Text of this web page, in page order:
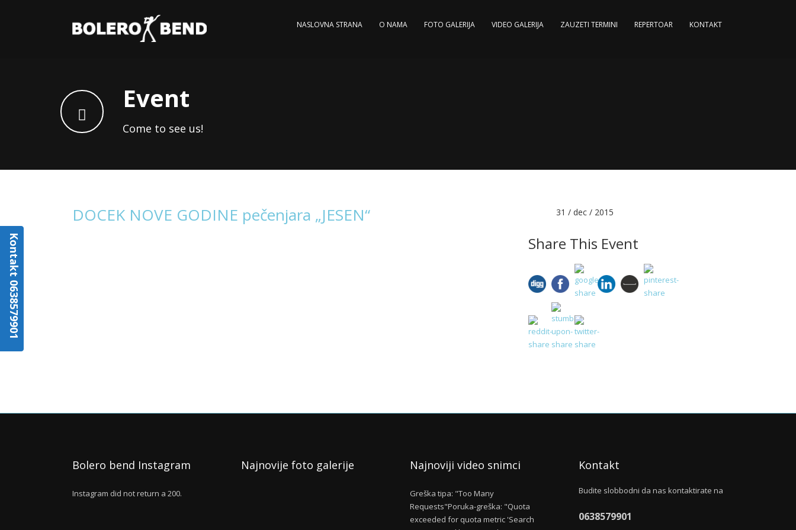
NASLOVNA STRANA O NAMA FOTO GALERIJA VIDEO GALERIJA ZAUZETI TERMINI REPERTOAR KONTAKT
Event
Come to see us!
31 / dec / 2015
Share This Event
DOCEK NOVE GODINE pečenjara „JESEN“
Bolero bend Instagram
Instagram did not return a 200.
Najnovije foto galerije Najnoviji video snimci
Greška tipa: "Too Many
Requests"Poruka-greška: "Quota
exceeded for quota metric 'Search
Kontakt
Budite slobbodni da nas kontaktirate na
0638579901
Kontakt 0638579901